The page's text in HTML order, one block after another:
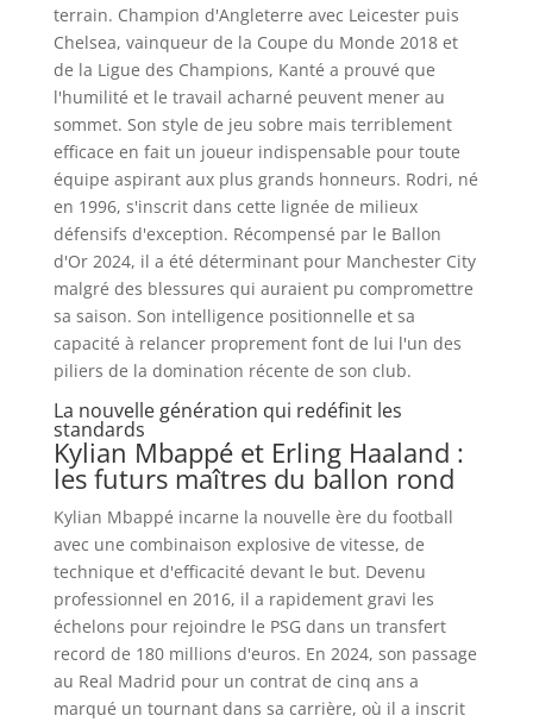
terrain. Champion d'Angleterre avec Leicester puis
Chelsea, vainqueur de la Coupe du Monde 2018 et
de la Ligue des Champions, Kanté a prouvé que
l'humilité et le travail acharné peuvent mener au
sommet. Son style de jeu sobre mais terriblement
efficace en fait un joueur indispensable pour toute
équipe aspirant aux plus grands honneurs. Rodri, né
en 1996, s'inscrit dans cette lignée de milieux
défensifs d'exception. Récompensé par le Ballon
d'Or 2024, il a été déterminant pour Manchester City
malgré des blessures qui auraient pu compromettre
sa saison. Son intelligence positionnelle et sa
capacité à relancer proprement font de lui l'un des
piliers de la domination récente de son club.
La nouvelle génération qui redéfinit les
standards
Kylian Mbappé et Erling Haaland :
les futurs maîtres du ballon rond
Kylian Mbappé incarne la nouvelle ère du football
avec une combinaison explosive de vitesse, de
technique et d'efficacité devant le but. Devenu
professionnel en 2016, il a rapidement gravi les
échelons pour rejoindre le PSG dans un transfert
record de 180 millions d'euros. En 2024, son passage
au Real Madrid pour un contrat de cinq ans a
marqué un tournant dans sa carrière, où il a inscrit